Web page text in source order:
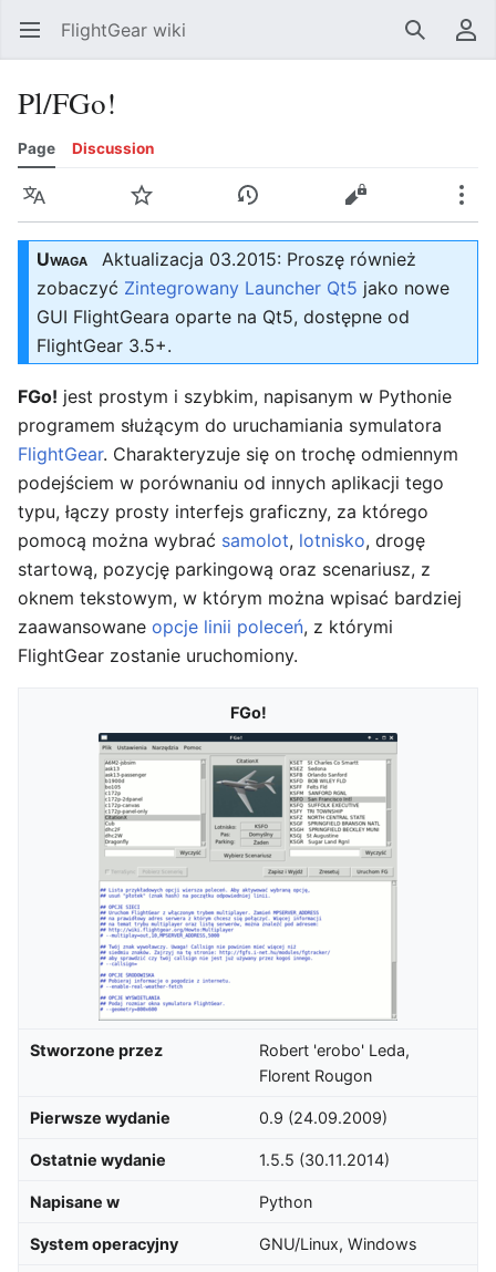
Open main menu FlightGear wiki SearchUser menu
Pl/FGo!
Page Discussion
Language Watch History Edit
Uwaga Aktualizacja 03.2015: Proszę również
zobaczyć Zintegrowany Launcher Qt5 jako nowe
GUI FlightGeara oparte na Qt5, dostępne od
FlightGear 3.5+.
FGo! jest prostym i szybkim, napisanym w Pythonie
programem służącym do uruchamiania symulatora
FlightGear. Charakteryzuje się on trochę odmiennym
podejściem w porównaniu od innych aplikacji tego
typu, łączy prosty interfejs graficzny, za którego
pomocą można wybrać samolot, lotnisko, drogę
startową, pozycję parkingową oraz scenariusz, z
oknem tekstowym, w którym można wpisać bardziej
zaawansowane opcje linii poleceń, z którymi
FlightGear zostanie uruchomiony.
FGo!
Stworzone przez
Robert 'erobo' Leda,
Florent Rougon
Pierwsze wydanie 0.9 (24.09.2009)
Ostatnie wydanie 1.5.5 (30.11.2014)
Napisane w Python
System operacyjny GNU/Linux, Windows